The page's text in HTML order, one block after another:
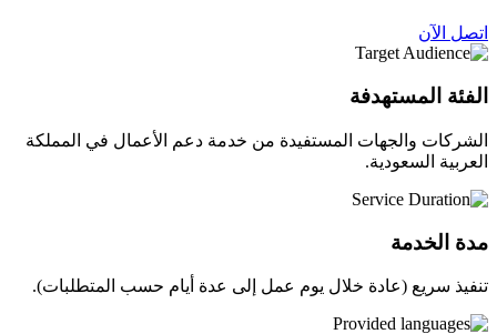
اتصل الآن
الفئة المستهدفة
الشركات والجهات المستفيدة من خدمة دعم الأعمال في المملكة
العربية السعودية.
مدة الخدمة
تنفيذ سريع (عادة خلال يوم عمل إلى عدة أيام حسب المتطلبات).